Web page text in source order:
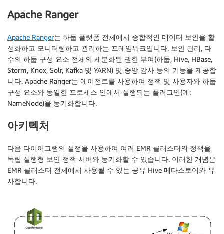
Apache Ranger
Apache Ranger는 하둡 플랫폼 전체에서 종합적인 데이터 보안을 활
성화하고 모니터링하고 관리하는 프레임워크입니다. 보안 관리, 다
수의 하둡 구성 요소 전체의 세분화된 권한 부여(하둡, Hive, HBase,
Storm, Knox, Solr, Kafka 및 YARN) 및 중앙 감사 등의 기능을 제공합
니다. Apache Ranger는 에이전트를 사용하여 정책 및 사용자와 하둡
구성 요소와 동일한 프로세스 안에서 실행되는 플러그인(예:
NameNode)을 동기화합니다.
아키텍처
다음 다이어그램의 설정을 사용하여 여러 EMR 클러스터의 정책을
독립 실행형 보안 정책 서버와 동기화할 수 있습니다. 이러한 개념은
EMR 클러스터 전체에서 사용될 수 있는 공유 Hive 메타스토어와 유
사합니다.